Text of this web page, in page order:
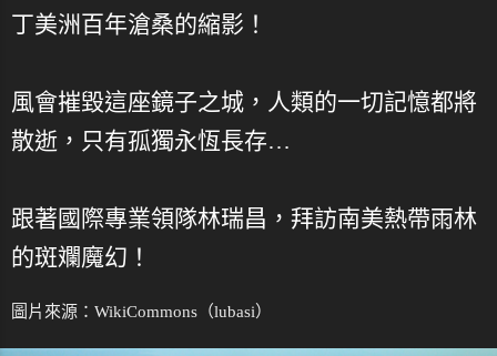
丁美洲百年滄桑的縮影！
風會摧毀這座鏡子之城，人類的一切記憶都將
散逝，只有孤獨永恆長存…
跟著國際專業領隊林瑞昌，拜訪南美熱帶雨林
的斑斕魔幻！
圖片來源： WikiCommons （lubasi）